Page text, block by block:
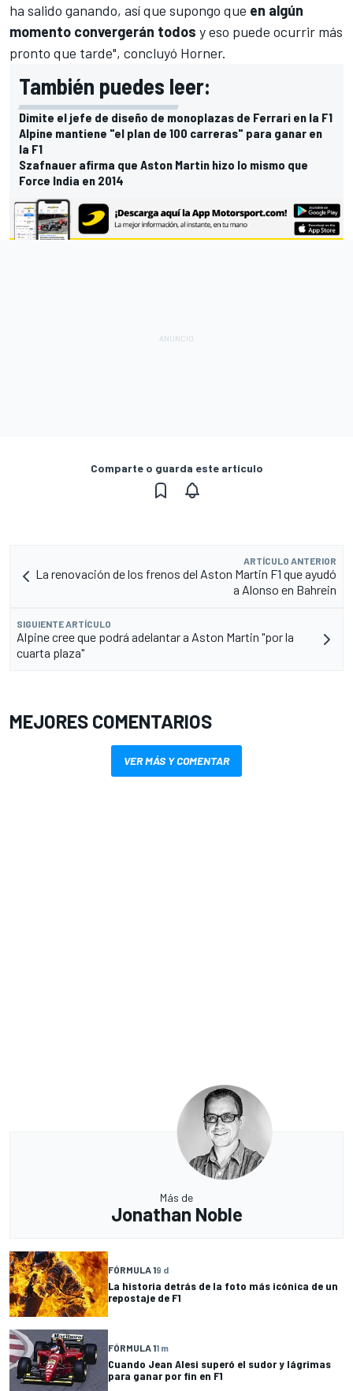
ha salido ganando, así que supongo que en algún
momento convergerán todos y eso puede ocurrir más
pronto que tarde", concluyó Horner.
También puedes leer:
Dimite el jefe de diseño de monoplazas de Ferrari en la F1
Alpine mantiene "el plan de 100 carreras" para ganar en
la F1
Szafnauer afirma que Aston Martin hizo lo mismo que
Force India en 2014
Comparte o guarda este artículo
ARTÍCULO ANTERIOR
La renovación de los frenos del Aston Martin F1 que ayudó
a Alonso en Bahrein
SIGUIENTE ARTÍCULO
Alpine cree que podrá adelantar a Aston Martin "por la
cuarta plaza"
MEJORES COMENTARIOS
VER MÁS Y COMENTAR
Más de
Jonathan Noble
FÓRMULA 19 d
La historia detrás de la foto más icónica de un
repostaje de F1
FÓRMULA 11 m
Cuando Jean Alesi superó el sudor y lágrimas
para ganar por fin en F1